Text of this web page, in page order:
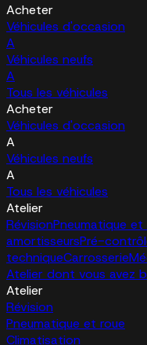
Acheter
Véhicules d'occasion
A
Véhicules neufs
A
Tous les véhicules
Acheter
Véhicules d'occasion
A
Véhicules neufs
A
Tous les véhicules
Atelier
RévisionPneumatique et
amortisseursPré-
techniqueCarrosserie
Atelier dont vous avez
Atelier
Révision
Pneumatique et roue
Climatisation